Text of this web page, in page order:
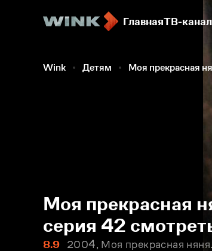
ГлавнаяТВ-
Wink Детям Моя прекрасная
Моя прекрасная
серия 42
8.9
2004, Моя прекрасная